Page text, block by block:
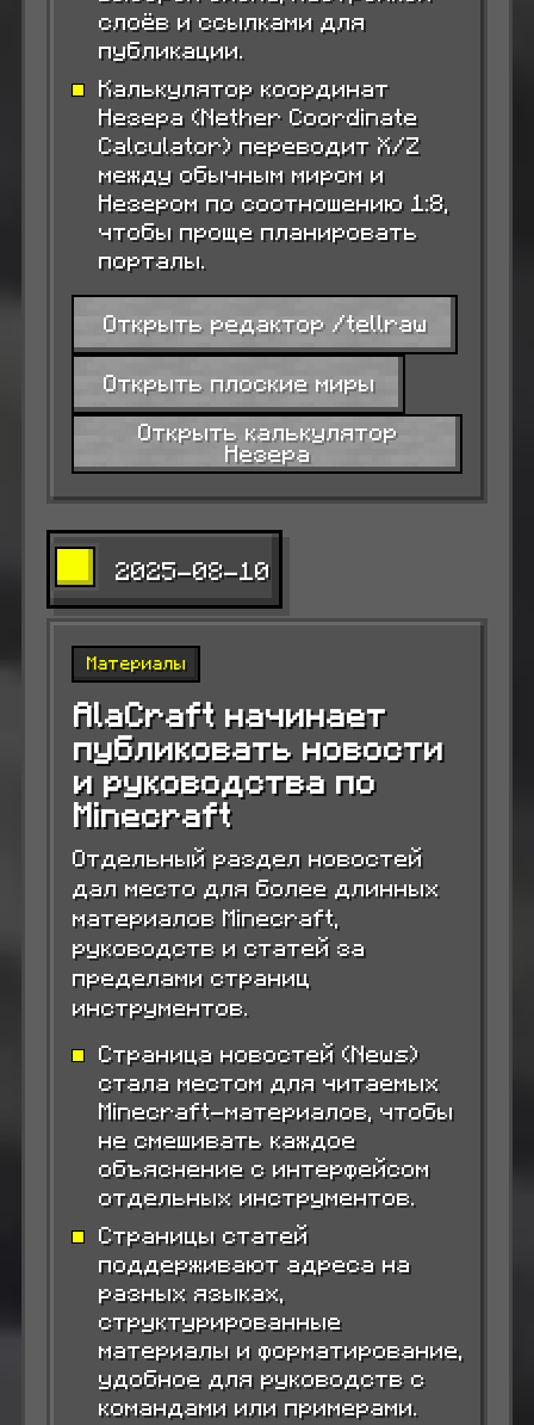
слоёв и ссылками для
публикации.
Калькулятор координат
Незера (Nether Coordinate
Calculator) переводит X/Z
между обычным миром и
Незером по соотношению 1:8,
чтобы проще планировать
порталы.
Открыть редактор /tellraw
Открыть плоские миры
Открыть калькулятор
Незера
2025-08-10
Материалы
AlaCraft начинает
публиковать новости
и руководства по
Minecraft
Отдельный раздел новостей
дал место для более длинных
материалов Minecraft,
руководств и статей за
пределами страниц
инструментов.
Страница новостей (News)
стала местом для читаемых
Minecraft-материалов, чтобы
не смешивать каждое
объяснение с интерфейсом
отдельных инструментов.
Страницы статей
поддерживают адреса на
разных языках,
структурированные
материалы и форматирование,
удобное для руководств с
командами или примерами.